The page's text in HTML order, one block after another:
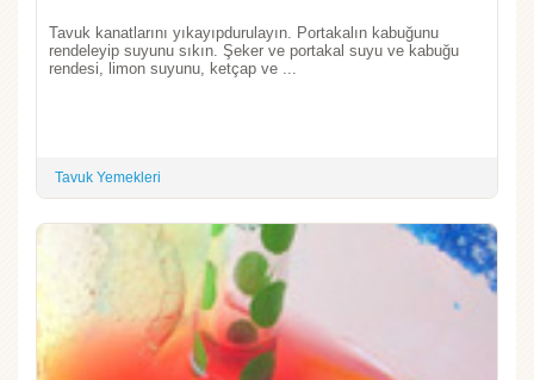
Tavuk kanatlarını yıkayıpdurulayın. Portakalın kabuğunu
rendeleyip suyunu sıkın. Şeker ve portakal suyu ve kabuğu
rendesi, limon suyunu, ketçap ve ...
Tavuk Yemekleri